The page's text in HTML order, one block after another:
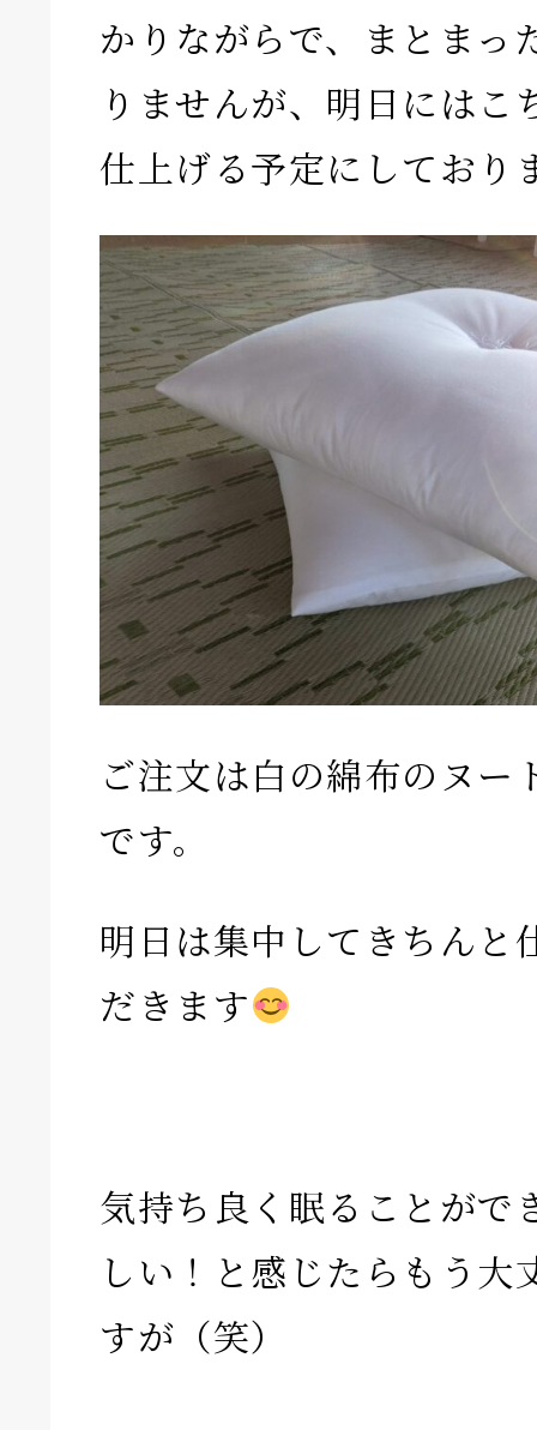
かりながらで、まとまっ
りませんが、明日にはこ
仕上げる予定にしており
ご注文は白の綿布のヌー
です。
明日は集中してきちんと
だきます
気持ち良く眠ることがで
しい！と感じたらもう
すが（笑）